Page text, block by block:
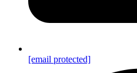
[email protected]